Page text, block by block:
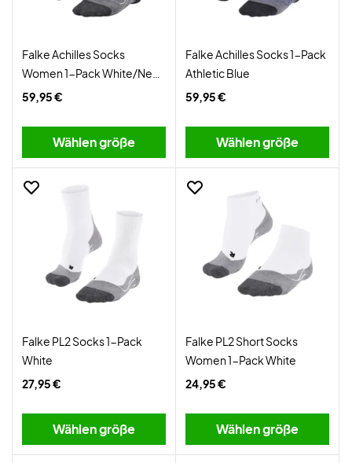
Falke Achilles Socks
Women 1-Pack White/Neon
Red
59,95 €
Wählen größe
Falke Achilles Socks 1-Pack
Athletic Blue
59,95 €
Wählen größe
Falke PL2 Socks 1-Pack
White
27,95 €
Wählen größe
Falke PL2 Short Socks
Women 1-Pack White
24,95 €
Wählen größe